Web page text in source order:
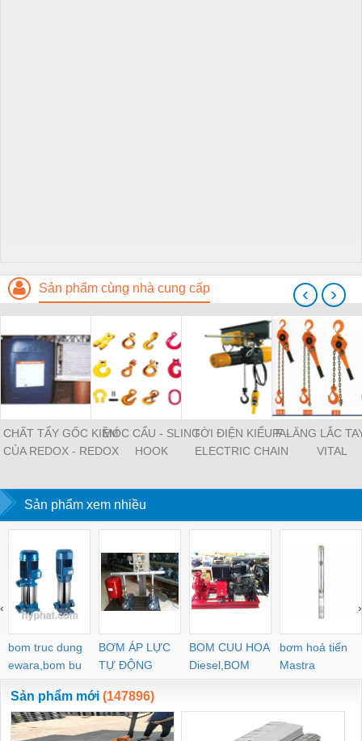
Sản phẩm cùng nhà cung cấp
CHẤT TẨY GỐC KIỀM
CỦA REDOX - REDOX
ALKALINE COIL
CLEANER
MÓC CẨU - SLING
HOOK
TỜI ĐIỆN KIỂU F -
ELECTRIC CHAIN
PALĂNG LẮC
VITAL
‹ ›
Sản phẩm xem nhiều
bom truc dung
ewara,bom bu
ewara
BƠM ÁP LỰC
TỰ ĐỘNG
BOM CUU HOA
Diesel,BOM
CHUA CHAY
bơm hoả tiển
Mastra
‹ ›
Sản phẩm mới (147896)